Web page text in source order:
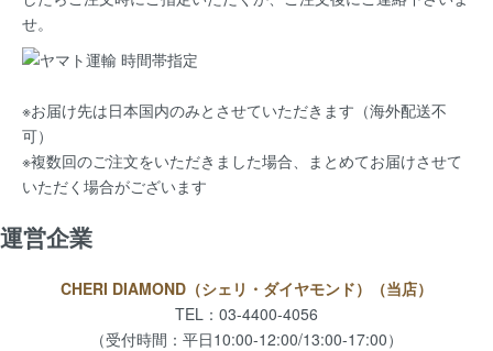
せ。
※お届け先は日本国内のみとさせていただきます（海外配送不
可）
※複数回のご注文をいただきました場合、まとめてお届けさせて
いただく場合がございます
運営企業
CHERI DIAMOND（シェリ・ダイヤモンド）（当店）
TEL：03-4400-4056
（受付時間：平日10:00-12:00/13:00-17:00）